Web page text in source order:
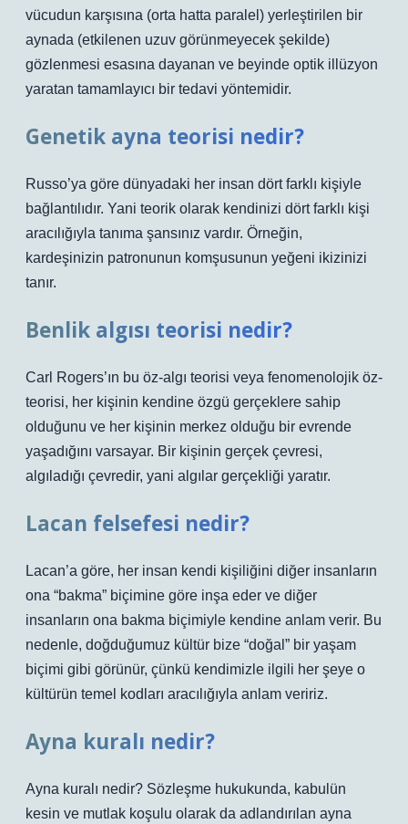
vücudun karşısına (orta hatta paralel) yerleştirilen bir
aynada (etkilenen uzuv görünmeyecek şekilde)
gözlenmesi esasına dayanan ve beyinde optik illüzyon
yaratan tamamlayıcı bir tedavi yöntemidir.
Genetik ayna teorisi nedir?
Russo’ya göre dünyadaki her insan dört farklı kişiyle
bağlantılıdır. Yani teorik olarak kendinizi dört farklı kişi
aracılığıyla tanıma şansınız vardır. Örneğin,
kardeşinizin patronunun komşusunun yeğeni ikizinizi
tanır.
Benlik algısı teorisi nedir?
Carl Rogers’ın bu öz-algı teorisi veya fenomenolojik öz-
teorisi, her kişinin kendine özgü gerçeklere sahip
olduğunu ve her kişinin merkez olduğu bir evrende
yaşadığını varsayar. Bir kişinin gerçek çevresi,
algıladığı çevredir, yani algılar gerçekliği yaratır.
Lacan felsefesi nedir?
Lacan’a göre, her insan kendi kişiliğini diğer insanların
ona “bakma” biçimine göre inşa eder ve diğer
insanların ona bakma biçimiyle kendine anlam verir. Bu
nedenle, doğduğumuz kültür bize “doğal” bir yaşam
biçimi gibi görünür, çünkü kendimizle ilgili her şeye o
kültürün temel kodları aracılığıyla anlam veririz.
Ayna kuralı nedir?
Ayna kuralı nedir? Sözleşme hukukunda, kabulün
kesin ve mutlak koşulu olarak da adlandırılan ayna